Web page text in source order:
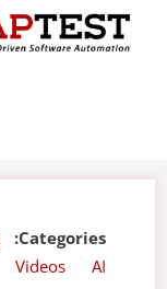
Categories:
AI
Videos